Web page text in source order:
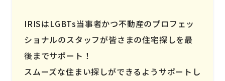
IRISはLGBTs当事者かつ不動産のプロフェッ
ショナルのスタッフが皆さまの住宅探しを最
後までサポート！
スムーズな住まい探しができるようサポートし